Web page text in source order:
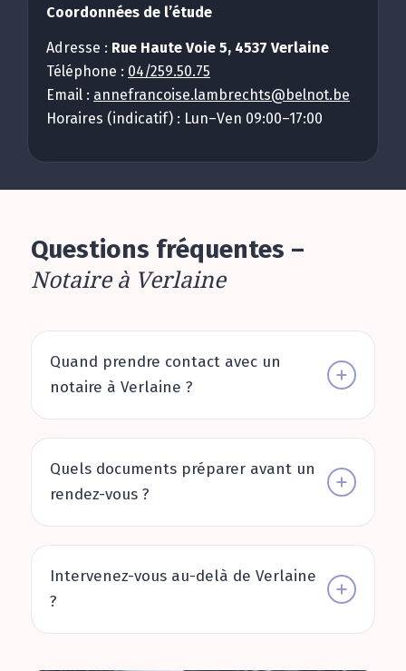
Coordonnées de l’étude
Adresse : Rue Haute Voie 5, 4537 Verlaine
Téléphone : 04/259.50.75
Email : annefrancoise.lambrechts@belnot.be
Horaires (indicatif) : Lun–Ven 09:00–17:00
Questions fréquentes –
Notaire à Verlaine
Quand prendre contact avec un
notaire à Verlaine ?
Quels documents préparer avant un
rendez-vous ?
Intervenez-vous au-delà de Verlaine
?